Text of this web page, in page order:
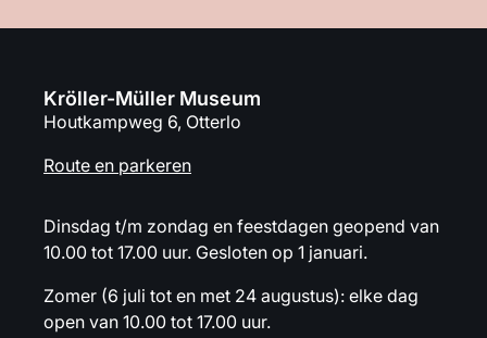
Kröller-Müller Museum
Houtkampweg 6, Otterlo
Route en parkeren
Dinsdag t/m zondag en feestdagen geopend van
10.00 tot 17.00 uur. Gesloten op 1 januari.
Zomer (6 juli tot en met 24 augustus): elke dag
open van 10.00 tot 17.00 uur.